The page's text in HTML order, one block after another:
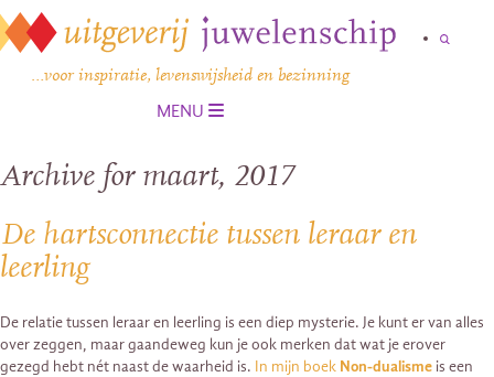
…voor inspiratie, levenswijsheid en bezinning
MENU
Archive for maart, 2017
De hartsconnectie tussen leraar en
leerling
De relatie tussen leraar en leerling is een diep mysterie. Je kunt er van alles
over zeggen, maar gaandeweg kun je ook merken dat wat je erover
gezegd hebt nét naast de waarheid is. In mijn boek Non-dualisme is een